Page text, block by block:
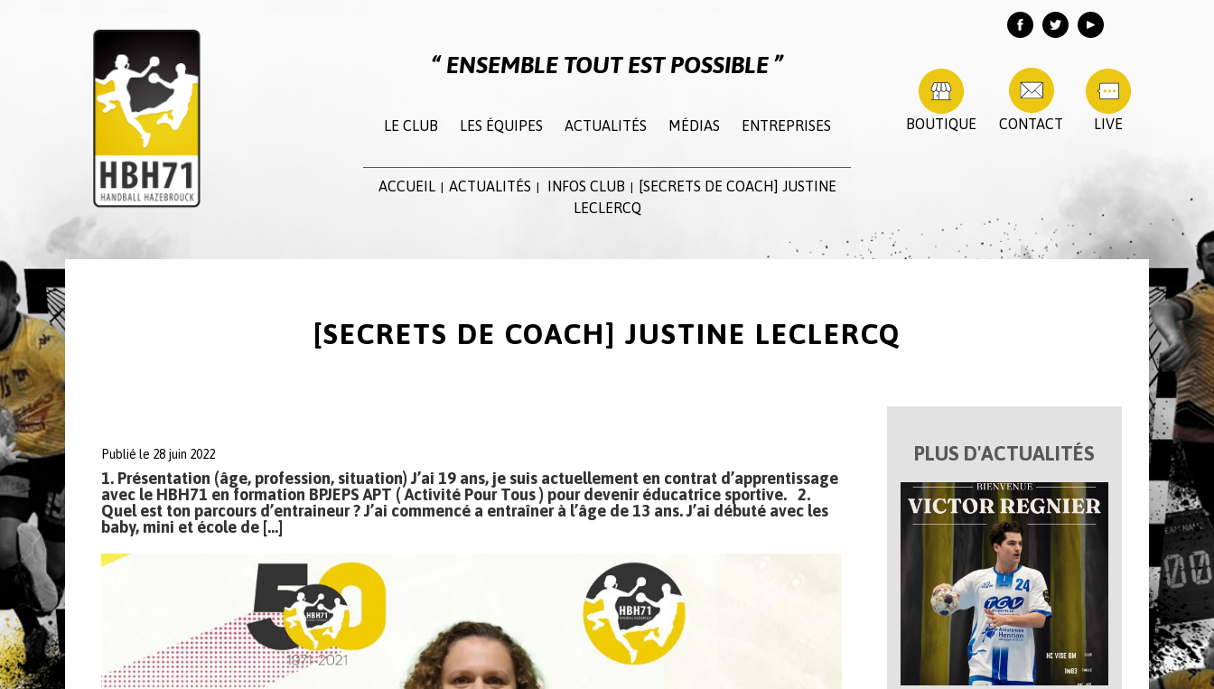
ENSEMBLE TOUT EST POSSIBLE
LE CLUB LES ÉQUIPES ACTUALITÉS MÉDIAS ENTREPRISES
ACCUEIL| ACTUALITÉS INFOS CLUB
[SECRETS DE COACH] JUSTINE
LECLERCQ
LIVE
CONTACT
BOUTIQUE
[SECRETS DE COACH] JUSTINE LECLERCQ
Publié le 28 juin 2022
1. Présentation (âge, profession, situation) J’ai 19 ans, je suis actuellement en contrat d’apprentissage
avec le HBH71 en formation BPJEPS APT ( Activité Pour Tous ) pour devenir éducatrice sportive. 2.
Quel est ton parcours d’entraineur ? J’ai commencé a entraîner à l’âge de 13 ans. J’ai débuté avec les
baby, mini et école de […]
PLUS D'ACTUALITÉS